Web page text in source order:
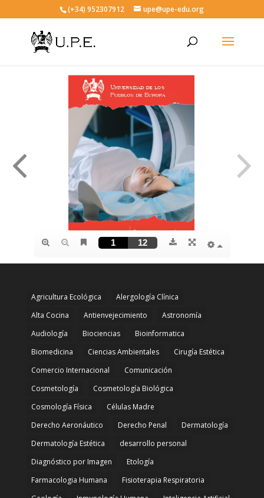
(+34) 952307912 upe@upe-edu.org
Agricultura Ecológica
Alergología Clínica
Alta Cocina
Antienvejecimiento
Astronomía
Audiología
Biociencias
Bioinformatica
Biomedicina
Ciencias Ambientales
Cirugía Estética
Comercio Internacional
Comunicación
Cosmetología
Cosmetología Biológica
Cosmología Física
Células Madre
Derecho Aeronáutico
Derecho Penal
Dermatología
Dermatología Estética
desarrollo personal
Diagnóstico por Imagen
Etología
Farmacologia Humana
Fisioterapia Respiratoria